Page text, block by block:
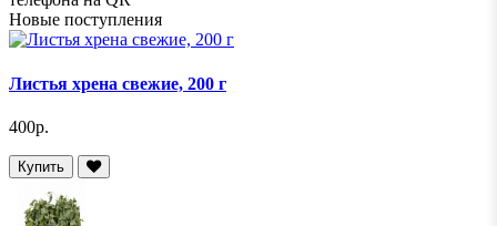
Новые поступления
Листья хрена свежие, 200 г
400р.
Купить